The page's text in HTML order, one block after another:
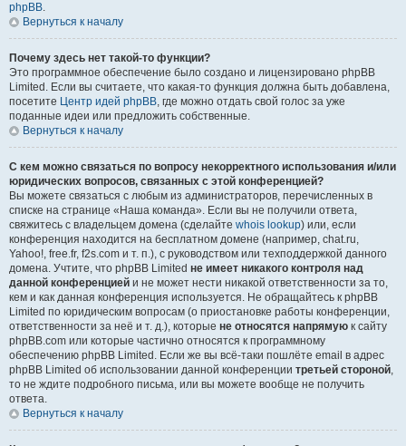
phpBB.
Вернуться к началу
Почему здесь нет такой-то функции?
Это программное обеспечение было создано и лицензировано phpBB
Limited. Если вы считаете, что какая-то функция должна быть добавлена,
посетите Центр идей phpBB, где можно отдать свой голос за уже
поданные идеи или предложить собственные.
Вернуться к началу
С кем можно связаться по вопросу некорректного использования и/или
юридических вопросов, связанных с этой конференцией?
Вы можете связаться с любым из администраторов, перечисленных в
списке на странице «Наша команда». Если вы не получили ответа,
свяжитесь с владельцем домена (сделайте whois lookup) или, если
конференция находится на бесплатном домене (например, chat.ru,
Yahoo!, free.fr, f2s.com и т. п.), с руководством или техподдержкой данного
домена. Учтите, что phpBB Limited не имеет никакого контроля над
данной конференцией и не может нести никакой ответственности за то,
кем и как данная конференция используется. Не обращайтесь к phpBB
Limited по юридическим вопросам (о приостановке работы конференции,
ответственности за неё и т. д.), которые не относятся напрямую к сайту
phpBB.com или которые частично относятся к программному
обеспечению phpBB Limited. Если же вы всё-таки пошлёте email в адрес
phpBB Limited об использовании данной конференции третьей стороной,
то не ждите подробного письма, или вы можете вообще не получить
ответа.
Вернуться к началу